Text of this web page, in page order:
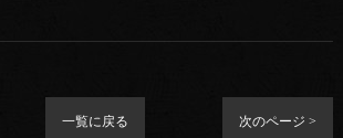
一覧に戻る 次のページ >